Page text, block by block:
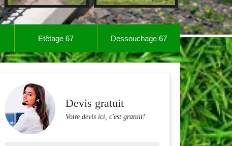
Etêtage 67 Dessouchage 67
Devis gratuit
Votre devis ici, c'est gratuit!